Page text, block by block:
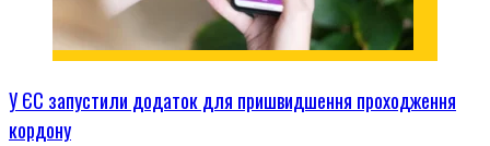
У ЄС запустили додаток для пришвидшення проходження
кордону